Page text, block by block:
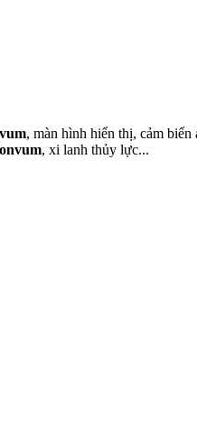
, màn hình hiển thị, cảm biến
, xi lanh thủy lực...